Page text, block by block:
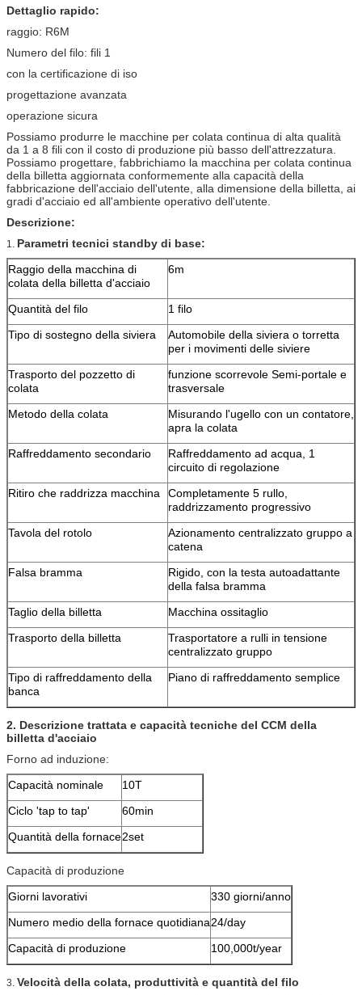
Dettaglio rapido:
raggio: R6M
Numero del filo: fili 1
con la certificazione di iso
progettazione avanzata
operazione sicura
Possiamo produrre le macchine per colata continua di alta qualità
da 1 a 8 fili con il costo di produzione più basso dell'attrezzatura.
Possiamo progettare, fabbrichiamo la macchina per colata continua
della billetta aggiornata conformemente alla capacità della
fabbricazione dell'acciaio dell'utente, alla dimensione della billetta, ai
gradi d'acciaio ed all'ambiente operativo dell'utente.
Descrizione:
1. Parametri tecnici standby di base:
Raggio della macchina di
colata della billetta d'acciaio
6m
Quantità del filo
1 filo
Tipo di sostegno della siviera
Automobile della siviera o torretta
per i movimenti delle siviere
Trasporto del pozzetto di
colata
funzione scorrevole Semi-portale e
trasversale
Metodo della colata
Misurando l'ugello con un contatore,
apra la colata
Raffreddamento secondario
Raffreddamento ad acqua, 1
circuito di regolazione
Ritiro che raddrizza macchina
Completamente 5 rullo,
raddrizzamento progressivo
Tavola del rotolo
Azionamento centralizzato gruppo a
catena
Falsa bramma
Rigido, con la testa autoadattante
della falsa bramma
Taglio della billetta
Macchina ossitaglio
Trasporto della billetta
Trasportatore a rulli in tensione
centralizzato gruppo
Tipo di raffreddamento della
banca
Piano di raffreddamento semplice
2. Descrizione trattata e capacità tecniche del CCM della
billetta d'acciaio
Forno ad induzione:
Capacità nominale
10T
Ciclo 'tap to tap'
60min
Quantità della fornace2set
Capacità di produzione
Giorni lavorativi
330 giorni/anno
Numero medio della fornace quotidiana24/day
Capacità di produzione
100,000t/year
3. Velocità della colata, produttività e quantità del filo